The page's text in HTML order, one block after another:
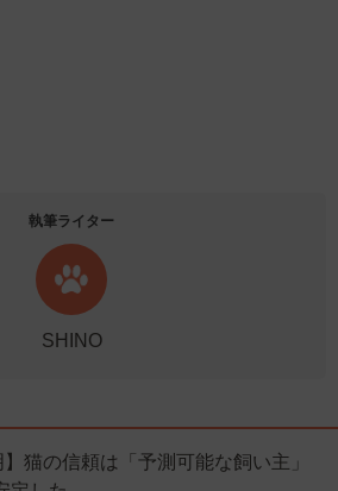
執筆ライター
SHINO
】猫の信頼は「予測可能な飼い主」